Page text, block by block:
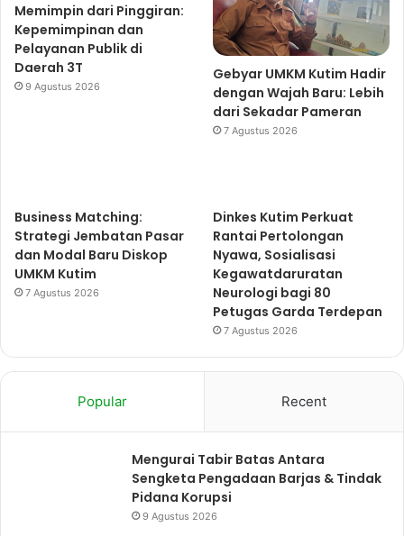
Memimpin dari Pinggiran:
Kepemimpinan dan
Pelayanan Publik di
Daerah 3T
9 Agustus 2026
Gebyar UMKM Kutim Hadir
dengan Wajah Baru: Lebih
dari Sekadar Pameran
7 Agustus 2026
Business Matching:
Strategi Jembatan Pasar
dan Modal Baru Diskop
UMKM Kutim
7 Agustus 2026
Dinkes Kutim Perkuat
Rantai Pertolongan
Nyawa, Sosialisasi
Kegawatdaruratan
Neurologi bagi 80
Petugas Garda Terdepan
7 Agustus 2026
Popular Recent
Mengurai Tabir Batas Antara
Sengketa Pengadaan Barjas & Tindak
Pidana Korupsi
9 Agustus 2026